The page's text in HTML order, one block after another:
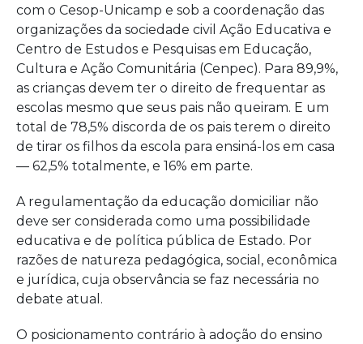
com o Cesop-Unicamp e sob a coordenação das
organizações da sociedade civil Ação Educativa e
Centro de Estudos e Pesquisas em Educação,
Cultura e Ação Comunitária (Cenpec). Para 89,9%,
as crianças devem ter o direito de frequentar as
escolas mesmo que seus pais não queiram. E um
total de 78,5% discorda de os pais terem o direito
de tirar os filhos da escola para ensiná-los em casa
— 62,5% totalmente, e 16% em parte.
A regulamentação da educação domiciliar não
deve ser considerada como uma possibilidade
educativa e de política pública de Estado. Por
razões de natureza pedagógica, social, econômica
e jurídica, cuja observância se faz necessária no
debate atual.
O posicionamento contrário à adoção do ensino